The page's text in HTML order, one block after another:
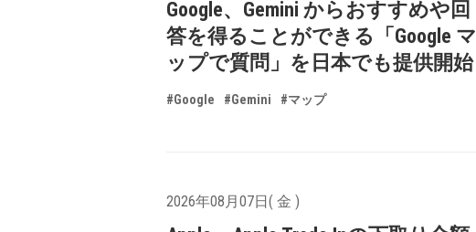
Google、Gemini からおすすめや回
答を得ることができる「Google マ
ップで質問」を日本でも提供開始
#Google #Gemini #マップ
2026年08月07日( 金 )